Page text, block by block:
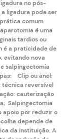
no pós-
ligadura pode ser
comum
é uma
tardios ou
é a praticidade de
evitando nova
salpingectomia
Clip ou anel:
técnica reversível
: cauterização
Salpingectomia
apoio por reduzir o
depende de
da instituição. A